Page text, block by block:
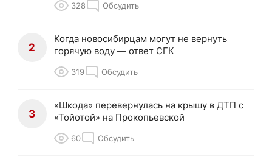
328 Обсудить
2
Когда новосибирцам могут не вернуть
горячую воду — ответ СГК
319 Обсудить
3
«Шкода» перевернулась на крышу в ДТП с
«Тойотой» на Прокопьевской
60 Обсудить